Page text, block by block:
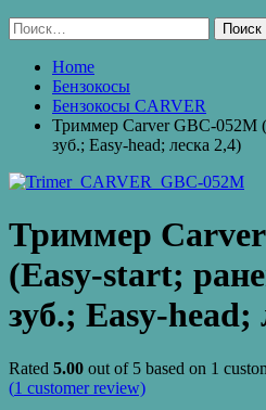
Найти:
Home
Бензокосы
Бензокосы CARVER
Триммер Carver GBC-052M
зуб.; Easy-head; леска 2,4)
Триммер
(Easy-start;
зуб.; Easy-head;
Rated 5.00 out of 5 based on 1
(1 customer review)